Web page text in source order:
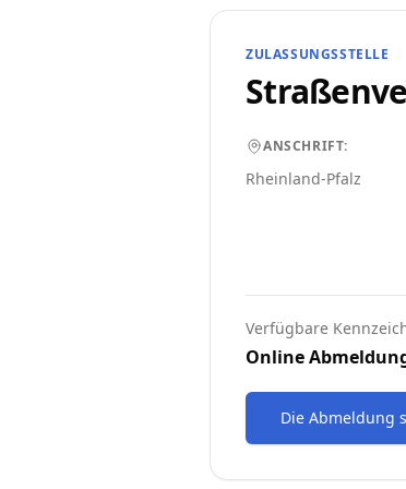
ZULASSUNGSSTELLE
ANSCHRIFT:
Rheinland-Pfalz
Verfügbare
Online
Die Abmeldung